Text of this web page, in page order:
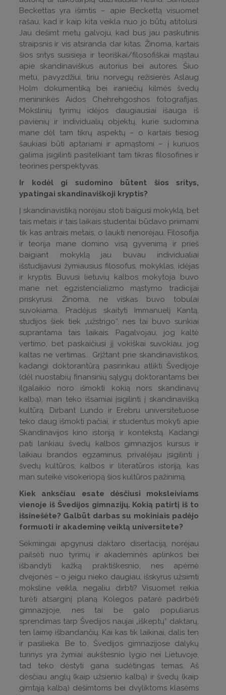
Beckettas yra išimtis – apie Beckettą visuomet
rašau, kad ir kaip kita veikla nuo jo būtų atitolusi.
Jau dešimt metų galvoju, kad bus jau paskutinis
straipsnis ir vis atsiranda dar kitas. Žinoma, kartais
šios sritys susisieja ir teoriškai/filosofiškai mąstau
apie skandinaviškus autorius bei autores. Šiuo
metu, pavyzdžiui, tiriu norvegų režisierės Aslaug
Holm dokumentiką bei iraniečių kilmės švedų
menininkės Aidos Chehrehgoshos fotografijas.
Mokslinių tyrimų idėjos daugiausiai išauga iš
pavienių ir individualių objektų, kurie sudomina
mane dėl tam tikrų aspektų – o kartais tiesiog
šaukiasi būti aptariami ir apmąstomi – į kuriuos
galima įsigilinti pasitelkiant tam tikras filosofines ir
teorines perspektyvas.
Ir kodėl gi sudomino būtent šios sritys,
ypatingai skandinaviškoji kryptis?
Į skandinavistiką norėjau stoti baigusi mokyklą, bet
tais metais ir tais laikais studentai būdavo priimami
tik kas antrais metais, o laukti nenorėjau. Filosofija
ir teorija mane domino visą gyvenimą ir prieš
baigiant mokyklą jau buvau individualiai
išstudijavusi žymiausius filosofus, mokyklas, idėjas
ir kryptis. Buvusi lietuvių kalbos mokytoja buvo
mane net egzistencializmo mąstymo tradicijai
priskyrusi. Žinoma, ne viskas buvo tobulai
suvokiama. Pradėjus skaityti Immanuelį Kantą,
studijos šiek tiek „užstrigo“, nes tai buvo sunkiai
suprantama tais laikais. Pagalvojau, jog kaltė
vertimo, bet paskaičiusi jį vokiškai suvokiau, jog
kaltas ne vertimas... Grįžtant prie skandinavistikos,
kadangi doktorantūrą pasirinkau atlikti Švedijoje
(dėl nuostabių finansinių sąlygų doktorantams bei
ilgalaikio noro išmokti kokią nors skandinavų
kalbą), man teko išsamiai įsigilinti į skandinavišką
kultūrą. Dirbant Lundo ir Erebru universitetuose
teko daug išmokti pačiai, ir studentus mokyti apie
Skandinavijos kino istoriją ir kontekstą. Kadangi
pati lankiau švedų kalbos gimnazijos kursus ir
laikiau brandos egzaminus, privalėjau įsigilinti į
švedų kultūros, kalbos ir literatūros istoriją, kas
man suteikė visokeriopą šios kultūros pažinimą.
Kiek anksčiau esate dėsčiusi moksleiviams
vienoje iš Švedijos gimnazijų. Kokią patirtį iš to
išsinešėte? Galbūt darbas su mokiniais padėjo
formuoti ir akademinę veiklą universitete?
Sėkmingai apgynusi daktaro disertaciją, norėjau
pailsėti nuo tyrimų ir akademinės aplinkos bei
išbandyti kažką praktiškesnio, nes apėmė
dvejonės – o jeigu nieko daugiau, išskyrus užsiimti
moksline veikla, negaliu dirbti? Visuomet reikia
turėti atsarginį planą. Kolegos patarė padirbėti
gimnazijoje, nes tai be galo populiarus
sprendimas tarp Švedijos naujai „iškeptų“ daktarų,
ten laimę išbandančių. Kai kas tik laikinai, dalis ten
ir pasilieka. Be to, Švedijos gimnazijose dalykų
turinys yra žymiai aukštesnio lygio nei Lietuvoje,
tad teko dėstyti gana sudėtingas temas. Aš
dėsčiau anglų (kaip užsienio kalbą) ir švedų (kaip
gimtąją kalbą) dešimtoms bei dvyliktoms klasėms